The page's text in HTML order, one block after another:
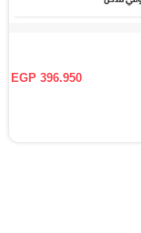
EGP 396.950